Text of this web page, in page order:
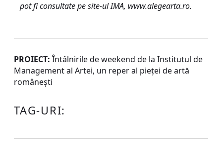
pot fi consultate pe site-ul IMA, www.alegearta.ro.
PROIECT: Întâlnirile de weekend de la Institutul de
Management al Artei, un reper al pieţei de artă
româneşti
TAG-URI: